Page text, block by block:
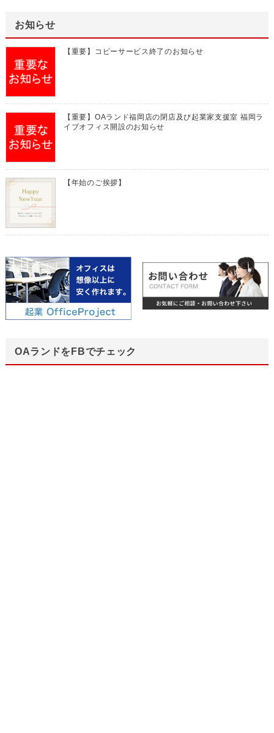
お知らせ
【重要】コピーサービス終了のお知らせ
【重要】OAランド福岡店の閉店及び起業家支援室 福岡ラ
イブオフィス開設のお知らせ
【年始のご挨拶】
OAランドをFBでチェック